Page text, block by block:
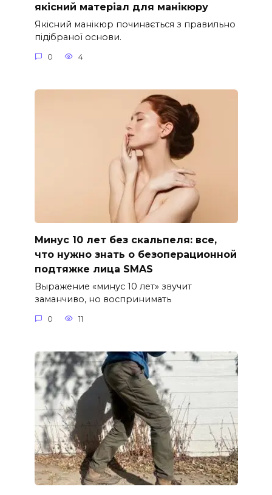
якісний матеріал для манікюру
Якісний манікюр починається з правильно
підібраної основи.
0 4
Минус 10 лет без скальпеля: все,
что нужно знать о безоперационной
подтяжке лица SMAS
Выражение «минус 10 лет» звучит
заманчиво, но воспринимать
0 11